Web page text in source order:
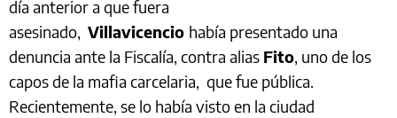
día anterior a que fuera
asesinado, Villavicencio había presentado una
denuncia ante la Fiscalía, contra alias Fito, uno de los
capos de la mafia carcelaria, que fue pública.
Recientemente, se lo había visto en la ciudad